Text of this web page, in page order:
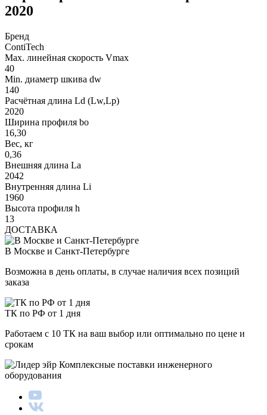
2020
Бренд
ContiTech
Max. линейная скорость Vmax
40
Min. диаметр шкива dw
140
Расчётная длина Ld (Lw,Lp)
2020
Ширина профиля bo
16,30
Вес, кг
0,36
Внешняя длина La
2042
Внутренняя длина Li
1960
Высота профиля h
13
ДОСТАВКА
В Москве и Санкт-Петербурге
Возможна в день оплаты, в случае наличия всех позиций
заказа
ТК по РФ от 1 дня
Работаем с 10 ТК на ваш выбор или оптимально по цене и
срокам
Комплексные поставки инженерного
оборудования